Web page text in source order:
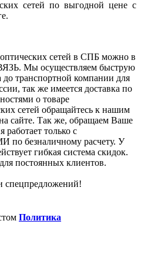
сетей по выгодной цене с
сетей в СПБ можно в
Мы осуществляем быструю
до транспортной компании для
так же имеется доставка по
о товаре
сетей обращайтесь к нашим
сайте. Так же, обращаем Ваше
только с
расчету. У
гибкая система скидок.
постоянных клиентов.
спецпредложений!
Политика